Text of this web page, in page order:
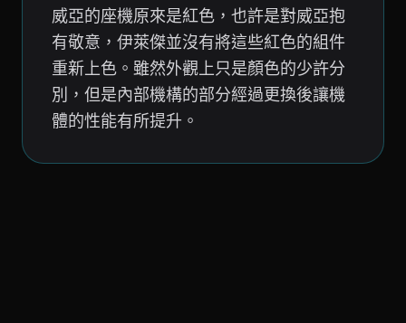
威亞的座機原來是紅色，也許是對威亞抱
有敬意，伊萊傑並沒有將這些紅色的組件
重新上色。雖然外觀上只是顏色的少許分
別，但是內部機構的部分經過更換後讓機
體的性能有所提升。